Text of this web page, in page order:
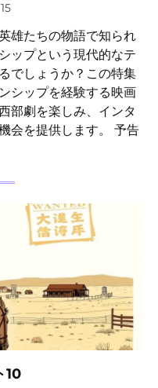
15
雄たちの物語で知られ
ップという現代的なテ
でしょうか？この特集
シップを経験する映画
部劇を楽しみ、インタ
会を提供します。 予告
10